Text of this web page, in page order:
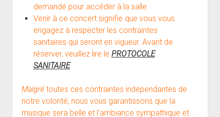
demandé pour accéder à la salle
Venir à ce concert signifie que vous vous
engagez à respecter les contraintes
sanitaires qui seront en vigueur. Avant de
réserver, veuillez lire le PROTOCOLE
SANITAIRE
Malgrétoutes ces contraintes indépendantes de
notre volonté, nous vous garantissons que la
musique sera belle et l’ambiance sympathique et